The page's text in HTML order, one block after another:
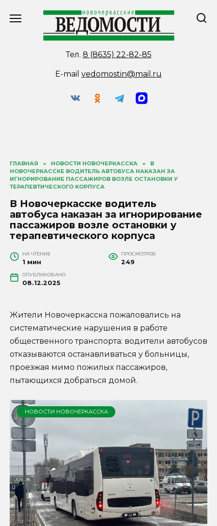
Тел. 8 (8635) 22-82-85
E-mail vedomostin@mail.ru
ГЛАВНАЯ » НОВОСТИ НОВОЧЕРКАССКА »
В
НОВОЧЕРКАССКЕ ВОДИТЕЛЬ АВТОБУСА НАКАЗАН ЗА
ИГНОРИРОВАНИЕ ПАССАЖИРОВ ВОЗЛЕ ОСТАНОВКИ У
ТЕРАПЕВТИЧЕСКОГО КОРПУСА
В Новочеркасске водитель
автобуса наказан за игнорирование
пассажиров возле остановки у
терапевтического корпуса
НА ЧТЕНИЕ
1 мин
ПРОСМОТРОВ
249
ОПУБЛИКОВАНО
08.12.2025
Жители Новочеркасска пожаловались на
систематические нарушения в работе
общественного транспорта: водители автобусов
отказываются останавливаться у больницы,
проезжая мимо пожилых пассажиров,
пытающихся добраться домой.
НОВОСТИ НОВОЧЕРКАССКА